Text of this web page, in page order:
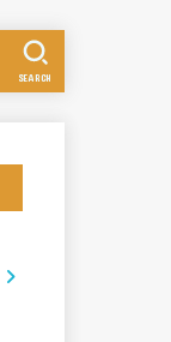
SEARCH